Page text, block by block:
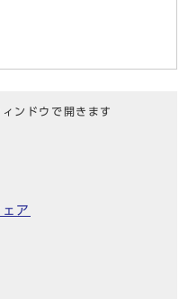
ンドウで開きます
ア